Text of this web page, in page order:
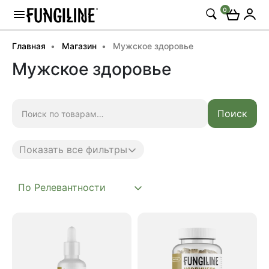
0
Главная Магазин Мужское здоровье
Мужское здоровье
Поиск
Показать все фильтры
Complex
Mushroom